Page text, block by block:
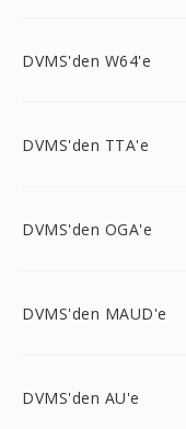
DVMS'den W64'e
DVMS'den TTA'e
DVMS'den OGA'e
DVMS'den MAUD'e
DVMS'den AU'e